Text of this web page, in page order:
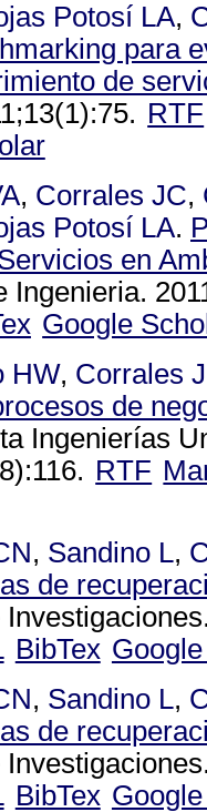
Potosí LA,
para
de
RTF
, Corrales JC,
Potosí LA.
en
Ingenieria.
Google
HW, Corrales
de
Ingenierías
RTF
, Sandino L,
de
BibTex
, Sandino L,
de
BibTex